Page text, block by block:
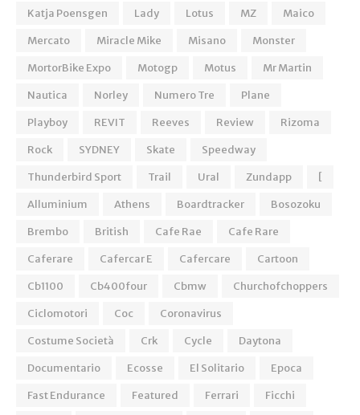
Katja Poensgen Lady Lotus MZ
Maico
Mercato
Miracle Mike Misano
Monster
MortorBike Expo
Motogp Motus
Mr Martin
Nautica
Norley Numero Tre
Plane
Playboy
REVIT Reeves Review
Rizoma
Rock
SYDNEY Skate
Speedway
Thunderbird Sport
Trail Ural Zundapp
[
Alluminium
Athens Boardtracker
Bosozoku
Brembo
British Cafe Rae
Cafe Rare
Caferare
Cafercar E Cafercare
Cartoon
Cb1100
Cb400four Cbmw
Churchofchoppers
Ciclomotori
Coc
Coronavirus
Costume Società
Crk Cycle
Daytona
Documentario
Ecosse El Solitario
Epoca
Fast Endurance
Featured Ferrari
Ficchi